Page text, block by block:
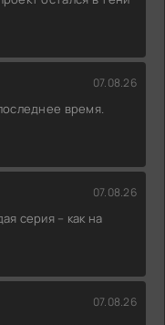
07.08.26
время.
07.08.26
серия – как на
07.08.26